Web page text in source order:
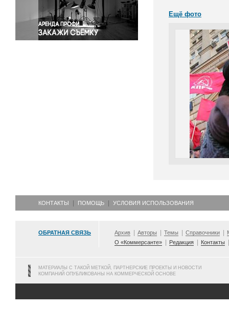
Экология
Экономика и бизнес
Ещё фото
КОНТАКТЫ ПОМОЩЬ УСЛОВИЯ ИСПОЛЬЗОВАНИЯ
ОБРАТНАЯ СВЯЗЬ Архив Авторы Темы Справочники
О «Коммерсанте»
Редакция Контакты
МАТЕРИАЛЫ С ТАКОЙ МЕТКОЙ, ПАРТНЕРСКИЕ ПРОЕКТЫ И НОВОСТИ
КОМПАНИЙ ОПУБЛИКОВАНЫ НА КОММЕРЧЕСКОЙ ОСНОВЕ